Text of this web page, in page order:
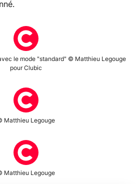
le mode "standard" © Matthieu Legouge
pour Clubic
Matthieu Legouge
Matthieu Legouge